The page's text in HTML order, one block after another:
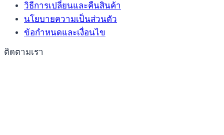
วิธีการเปลี่ยนและคืนสินค้า
นโยบายความเป็นส่วนตัว
ข้อกำหนดและเงื่อนไข
ติดตามเรา